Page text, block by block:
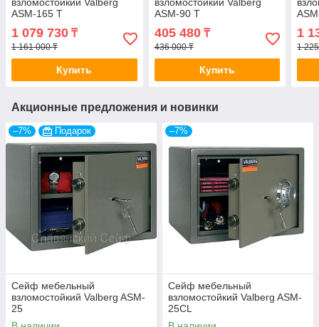
взломостойкий Valberg
ASM-165 Т
1 079 730 ₸
1 161 000 ₸
Купить
взломостойкий Valberg
ASM-90 T
405 480₸
436 000 ₸
Купить
1
1
Акционные предложения и новинки
–7% Подарок
Сейф мебельный
взломостойкий Valberg ASM-
25
–7%
Сейф мебельный
взломостойкий Valberg ASM-
25CL